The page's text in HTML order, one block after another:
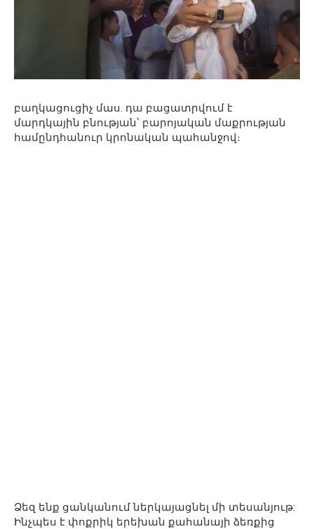
բաղկացուցիչ մաս. դա բացատրվում է
մարդկային բնության՝ բարոյական մաքրության
համընդհանուր կրոնական պահանջով։
Ձեզ ենք ցանկանում ներկայացնել մի տեսանյութ:
Ինչպես է փոքրիկ երեխան քահանայի ձեռքից